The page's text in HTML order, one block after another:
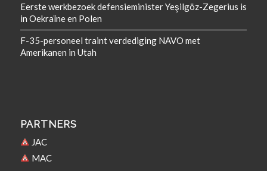
Eerste werkbezoek defensieminister Yeşilgöz-Zegerius is
in Oekraïne en Polen
F-35-personeel traint verdediging NAVO met
Amerikanen in Utah
PARTNERS
JAC
MAC